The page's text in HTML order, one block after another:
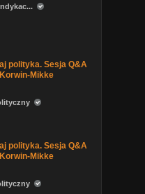
polityka. Sesja Q&A
Mikke
polityka. Sesja Q&A
Mikke